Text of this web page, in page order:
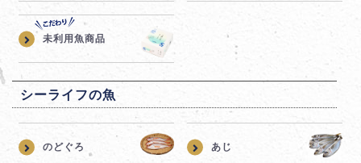
未利用魚商品
シーライフの魚
のどぐろ あじ